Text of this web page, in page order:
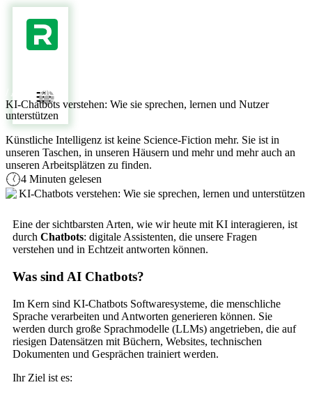
/ AI BLOG /
KI-Chatbots verstehen: Wie sie sprechen, lernen und Nutzer
unterstützen
Künstliche Intelligenz ist keine Science-Fiction mehr. Sie ist in
unseren Taschen, in unseren Häusern und mehr und mehr auch an
unseren Arbeitsplätzen zu finden.
4 Minuten gelesen
Eine der sichtbarsten Arten, wie wir heute mit KI interagieren, ist
durch Chatbots: digitale Assistenten, die unsere Fragen
verstehen und in Echtzeit antworten können.
Was sind AI Chatbots?
Im Kern sind KI-Chatbots Softwaresysteme, die menschliche
Sprache verarbeiten und Antworten generieren können. Sie
werden durch große Sprachmodelle (LLMs) angetrieben, die auf
riesigen Datensätzen mit Büchern, Websites, technischen
Dokumenten und Gesprächen trainiert werden.
Ihr Ziel ist es: